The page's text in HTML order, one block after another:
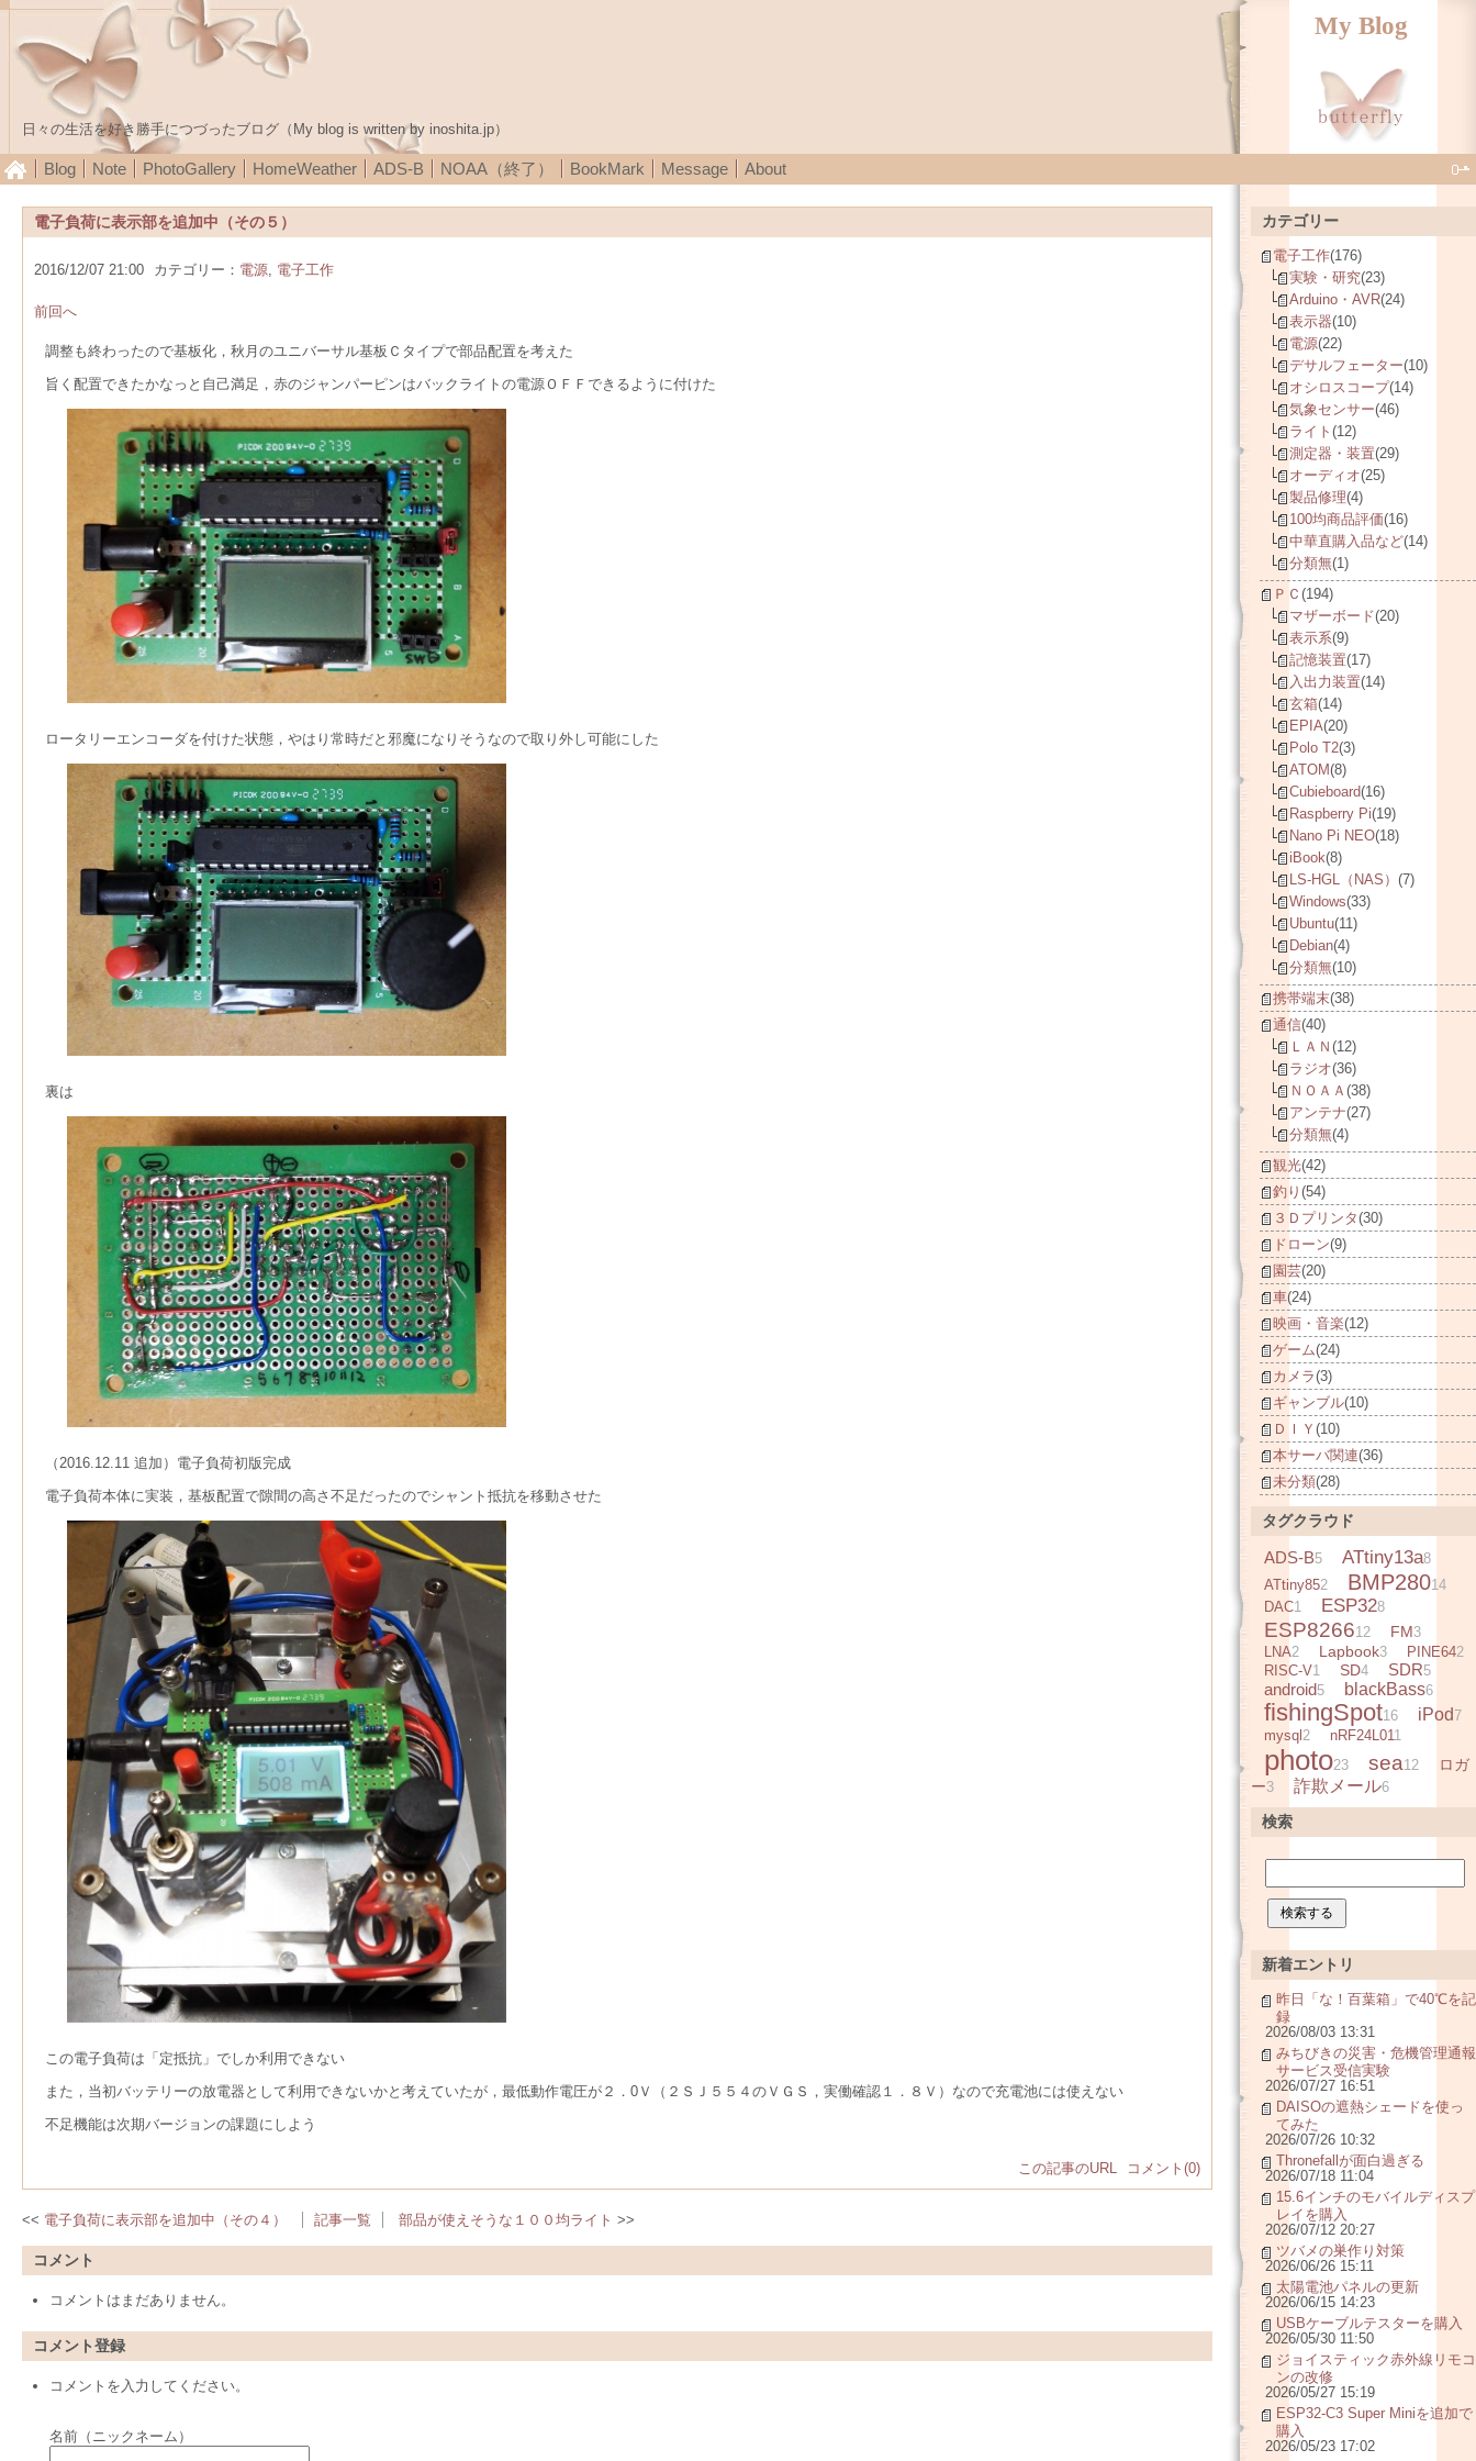
My Blog
日々の生活を好き勝手につづったブログ（My blog is written by inoshita.jp）
Blog Note PhotoGallery HomeWeather ADS-B NOAA（終了） BookMark Message About
電子負荷に表示部を追加中（その５）
2016/12/07 21:00 カテゴリー： 電源, 電子工作
前回へ
調整も終わったので基板化，秋月のユニバーサル基板Ｃタイプで部品配置を考えた
旨く配置できたかなっと自己満足，赤のジャンパーピンはバックライトの電源ＯＦＦできるように付けた
ロータリーエンコーダを付けた状態，やはり常時だと邪魔になりそうなので取り外し可能にした
裏は
（2016.12.11 追加）電子負荷初版完成
電子負荷本体に実装，基板配置で隙間の高さ不足だったのでシャント抵抗を移動させた
この電子負荷は「定抵抗」でしか利用できない
また，当初バッテリーの放電器として利用できないかと考えていたが，最低動作電圧が２．0Ｖ（２ＳＪ５５４のＶＧＳ，実働確認１．８Ｖ）なので充電池には使えない
不足機能は次期バージョンの課題にしよう
この記事のURL コメント(0)
電子負荷に表示部を追加中（その４） 記事一覧 部品が使えそうな１００均ライト
コメント
コメントはまだありません。
コメント登録
コメントを入力してください。
名前（ニックネーム）
カテゴリー
電子工作(176)
実験・研究(23)
Arduino・AVR(24)
表示器(10)
電源(22)
デサルフェーター(10)
オシロスコープ(14)
気象センサー(46)
ライト (12)
測定器・装置(29)
オーディオ(25)
製品修理(4)
100均商品評価(16)
中華直購入品など(14)
分類無(1)
ＰＣ (194)
マザーボード(20)
表示系(9)
記憶装置(17)
入出力装置(14)
玄箱(14)
EPIA(20)
Polo T2(3)
ATOM(8)
Cubieboard(16)
Raspberry Pi(19)
Nano Pi NEO(18)
iBook(8)
LS-HGL（NAS） (7)
Windows(33)
Ubuntu(11)
Debian(4)
分類無(10)
携帯端末(38)
通信(40)
ＬＡＮ (12)
ラジオ(36)
ＮＯＡＡ (38)
アンテナ(27)
分類無(4)
観光(42)
釣り (54)
３Ｄプリンタ(30)
ドローン(9)
園芸(20)
車(24)
映画・音楽(12)
ゲーム(24)
カメラ(3)
ギャンブル(10)
ＤＩＹ (10)
本サーバ関連(36)
未分類(28)
タグクラウド
ADS-B5 ATtiny13a8
ATtiny852 BMP28014
DAC1 ESP328
ESP826612 FM3
LNA2 Lapbook3 PINE642
RISC-V1 SD4 SDR5
android5 blackBass6
fishingSpot16 iPod7
mysql 2 nRF24L011
photo23 sea12
ロガ
ー3 詐欺メール6
検索
新着エントリ
昨日「な！百葉箱」で40℃を記
録
2026/08/03 13:31
みちびきの災害・危機管理通報
サービス受信実験
2026/07/27 16:51
DAISOの遮熱シェードを使っ
てみた
2026/07/26 10:32
Thronefallが面白過ぎる
2026/07/18 11:04
15.6インチのモバイルディスプ
レイを購入
2026/07/12 20:27
ツバメの巣作り対策
2026/06/26 15:11
太陽電池パネルの更新
2026/06/15 14:23
USBケーブルテスターを購入
2026/05/30 11:50
ジョイスティック赤外線リモコ
ンの改修
2026/05/27 15:19
ESP32-C3 Super Miniを追加で
購入
2026/05/23 17:02